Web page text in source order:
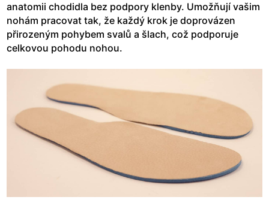
anatomii chodidla bez podpory klenby. Umožňují vašim
nohám pracovat tak, že každý krok je doprovázen
přirozeným pohybem svalů a šlach, což podporuje
celkovou pohodu nohou.